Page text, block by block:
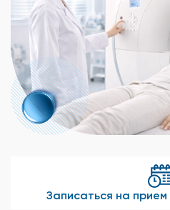
Записаться на прием